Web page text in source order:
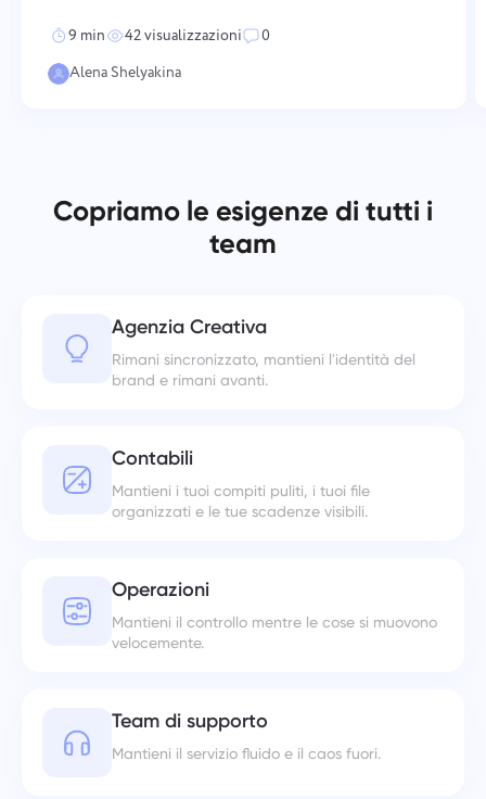
9 min 42 visualizzazioni
0
Alena Shelyakina
Copriamo le esigenze di tutti i
team
Agenzia Creativa
Rimani sincronizzato, mantieni l'identità del
brand e rimani avanti.
Contabili
Mantieni i tuoi compiti puliti, i tuoi file
organizzati e le tue scadenze visibili.
Operazioni
Mantieni il controllo mentre le cose si muovono
velocemente.
Team di supporto
Mantieni il servizio fluido e il caos fuori.